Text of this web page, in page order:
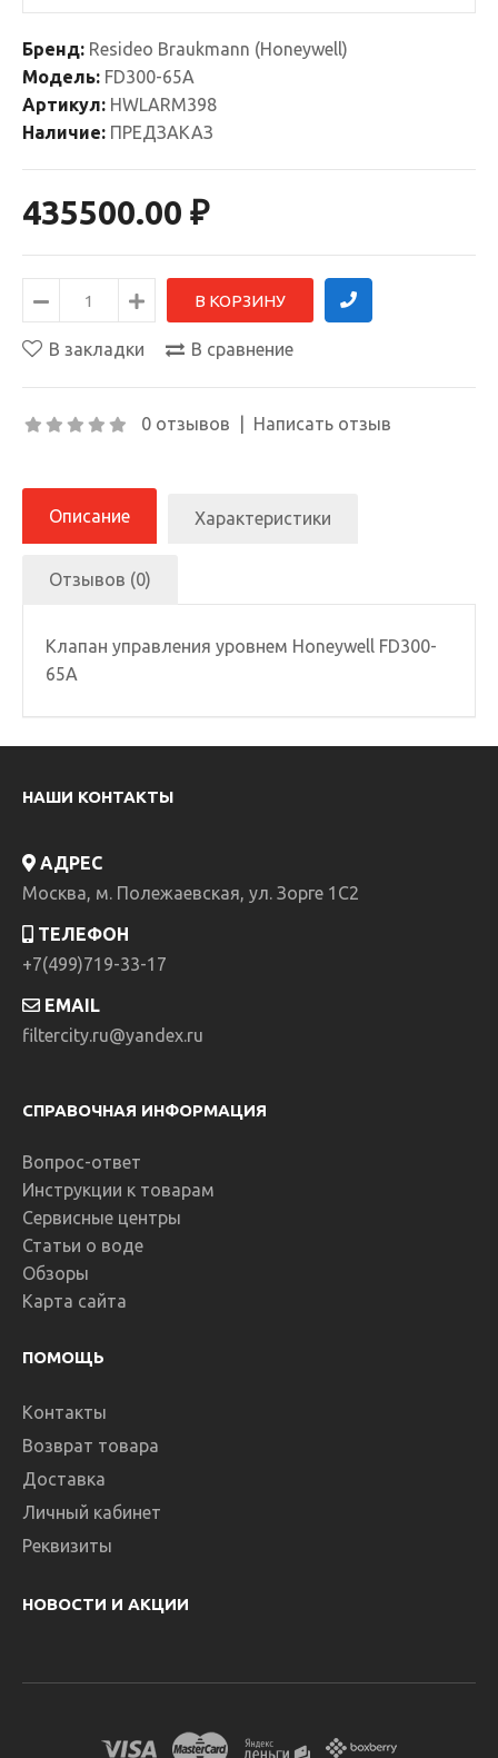
Бренд: Resideo Braukmann (Honeywell)
Модель: FD300-65A
Артикул: HWLARM398
Наличие: ПРЕДЗАКАЗ
435500.00 ₽
В закладки В сравнение
0 отзывов Написать отзыв
Описание Характеристики
Отзывов (0)
Клапан управления уровнем Honeywell FD300-
65A
НАШИ КОНТАКТЫ
АДРЕС
Москва, м. Полежаевская, ул. Зорге 1C2
ТЕЛЕФОН
+7(499)719-33-17
EMAIL
filtercity.ru@yandex.ru
СПРАВОЧНАЯ ИНФОРМАЦИЯ
Вопрос-ответ
Инструкции к товарам
Сервисные центры
Статьи о воде
Обзоры
Карта сайта
ПОМОЩЬ
Контакты
Возврат товара
Доставка
Личный кабинет
Реквизиты
НОВОСТИ И АКЦИИ